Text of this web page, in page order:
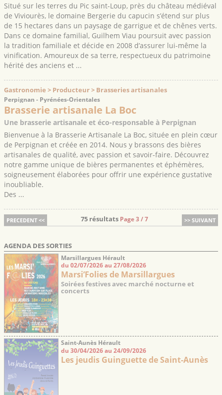
Situé sur les terres du Pic saint-Loup, près du château médiéval
de Viviourès, le domaine Bergerie du capucin s’étend sur plus
de 15 hectares dans un paysage de garrigue et de chênes verts.
Dans ce domaine familial, Guilhem Viau poursuit avec passion
la tradition familiale et décide en 2008 d’assurer lui-même la
vinification. Amoureux de sa terre, respectueux du patrimoine
hérité des anciens et ...
Gastronomie > Producteur > Brasseries artisanales
Perpignan - Pyrénées-Orientales
Brasserie artisanale La Boc
Une brasserie artisanale et éco-responsable à Perpignan
Bienvenue à la Brasserie Artisanale La Boc, située en plein cœur
de Perpignan et créée en 2014. Nous y brassons des bières
artisanales de qualité, avec passion et savoir-faire. Découvrez
notre gamme unique de bières permanentes et éphémères,
soigneusement élaborées pour offrir une expérience gustative
inoubliable.
Des ...
PRECEDENT << >> SUIVANT
75 résultats Page 3 / 7
AGENDA DES SORTIES
Marsillargues Hérault
du 02/07/2026 au 27/08/2026
Marsi’Folies de Marsillargues
Soirées festives avec marché nocturne et
concerts
Saint-Aunès Hérault
du 30/04/2026 au 24/09/2026
Les jeudis Guinguette de Saint-Aunès